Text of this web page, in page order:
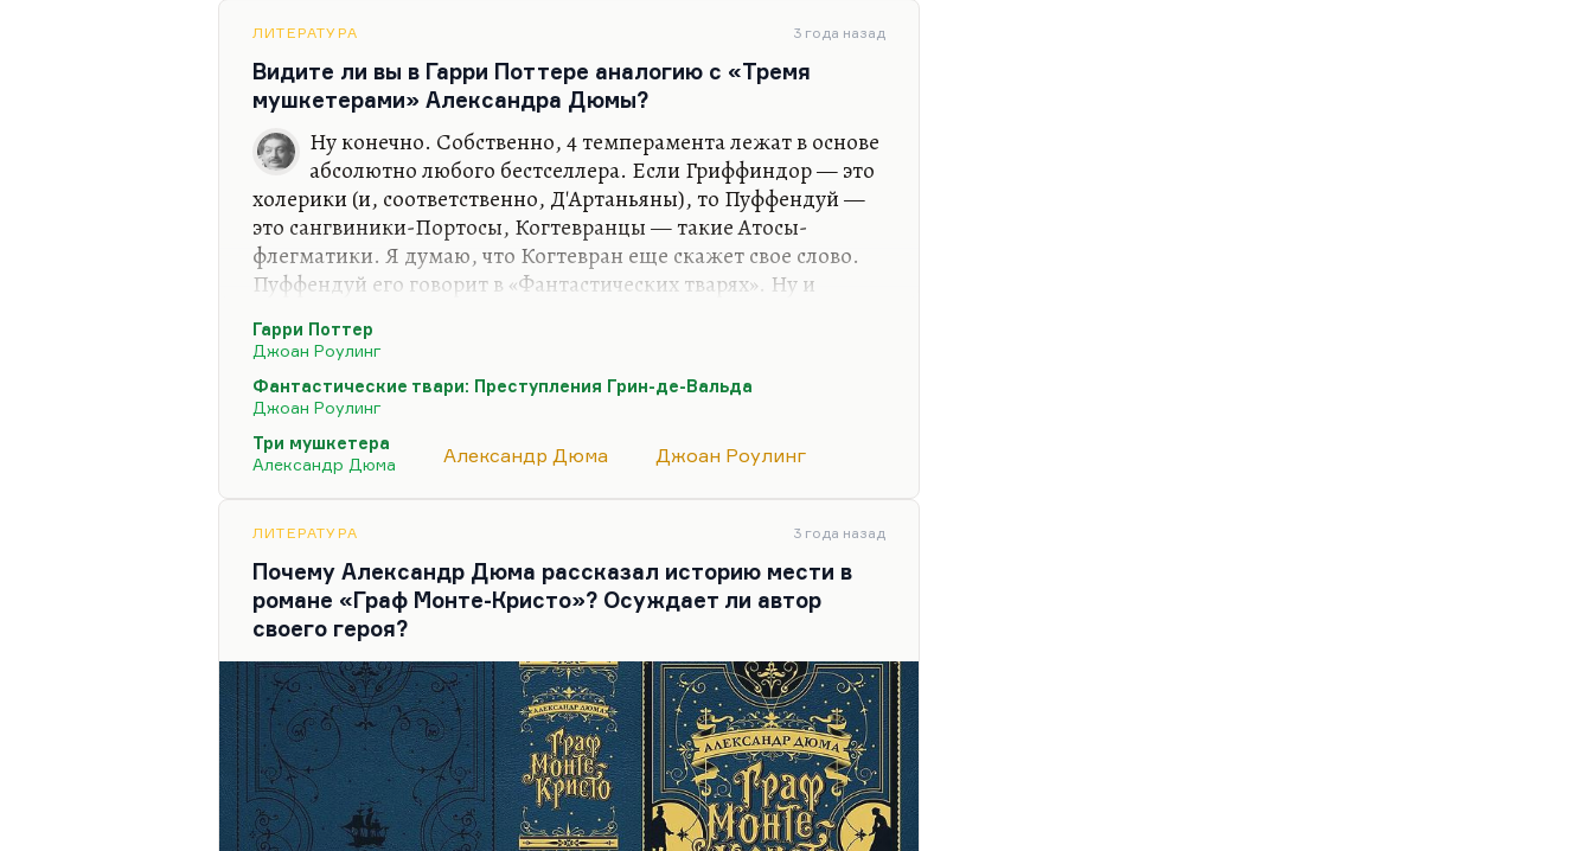
Ромен Роллан, его исторические портреты из эпохи
французской революции, по-моему, чудовищно скучны,…
ЛИТЕРАТУРА 3 года назад
Видите ли вы в Гарри Поттере аналогию с «Тремя
мушкетерами» Александра Дюмы?
Ну конечно. Собственно, 4 темперамента лежат в основе
абсолютно любого бестселлера. Если Гриффиндор — это
холерики (и, соответственно, Д'Артаньяны), то Пуффендуй —
это сангвиники-Портосы, Когтевранцы — такие Атосы-
флегматики. Я думаю, что Когтевран еще скажет свое слово.
Пуффендуй его говорит в «Фантастических тварях». Ну и
вообще недолюбливаю. Арамисность, хитрость, карьеризм,
такая определенная «мягкая сила» — это всё слизеринские
черты.
Конечно, это 4 темперамента, и тут нет никаких
принципиальных новизн. Идея 4-х темпераментов, еще
бестселлера. Там можно спорить,…
Гарри Поттер
Джоан Роулинг
Фантастические твари: Преступления Грин-де-Вальда
Джоан Роулинг
Три мушкетера
Александр Дюма
Александр Дюма Джоан Роулинг
ЛИТЕРАТУРА 3 года назад
Почему Александр Дюма рассказал историю мести в
романе «Граф Монте-Кристо»? Осуждает ли автор
своего героя?